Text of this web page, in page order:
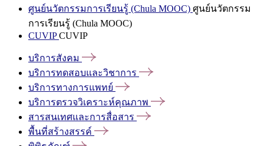
ศูนย์นวัตกรรมการเรียนรู้ (Chula MOOC) ศูนย์นวัตกรรม
การเรียนรู้ (Chula MOOC)
CUVIPCUVIP
บริการสังคม
บริการทดสอบและวิชาการ
บริการทางการแพทย์
บริการตรวจวิเคราะห์คุณภาพ
สารสนเทศและการสื่อสาร
พื้นที่สร้างสรรค์